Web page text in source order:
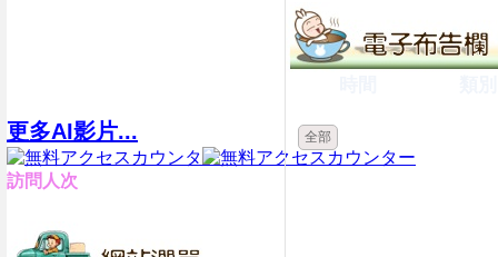
更多AI影片...
訪問人次
全部